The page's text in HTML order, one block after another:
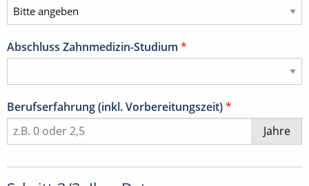
Abschluss Zahnmedizin-Studium *
Berufserfahrung (inkl. Vorbereitungszeit)*
Jahre